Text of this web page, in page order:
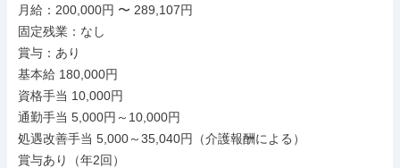
月給：200,000円 〜 289,107円
固定残業：なし
賞与：あり
基本給 180,000円
資格手当 10,000円
通勤手当 5,000円～10,000円
処遇改善手当 5,000～35,040円（介護報酬による）
賞与あり（年2回）